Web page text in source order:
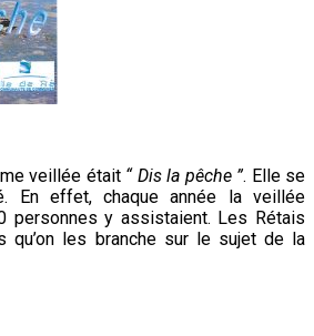
veillée était “ Dis la pêche ”. Elle se
En effet, chaque année la veillée
personnes y assistaient. Les Rétais
qu’on les branche sur le sujet de la